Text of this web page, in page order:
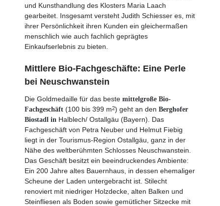
und Kunsthandlung des Klosters Maria Laach
gearbeitet. Insgesamt versteht Judith Schiesser es, mit
ihrer Persönlichkeit ihren Kunden ein gleicher­maßen
menschlich wie auch fachlich geprägtes
Einkaufserlebnis zu bieten.
Mittlere Bio-Fachgeschäfte: Eine Perle
bei Neuschwanstein
Die Goldmedaille für das beste mittelgroße Bio-
Fachgeschäft(100 bis 399 m2) geht an den Berghofer
Biostadl in Halblech/ Ostallgäu (Bayern). Das
Fachgeschäft von Petra Neuber und Helmut Fiebig
liegt in der Tourismus-Region Ostallgäu, ganz in der
Nähe des weltberühmten Schlosses Neuschwanstein.
Das Geschäft besitzt ein beeindruckendes Ambiente:
Ein 200 Jahre altes Bauernhaus, in dessen ehemaliger
Scheune der Laden untergebracht ist. Stilecht
renoviert mit niedriger Holzdecke, alten Balken und
Steinfliesen als Boden sowie gemütlicher Sitzecke mit